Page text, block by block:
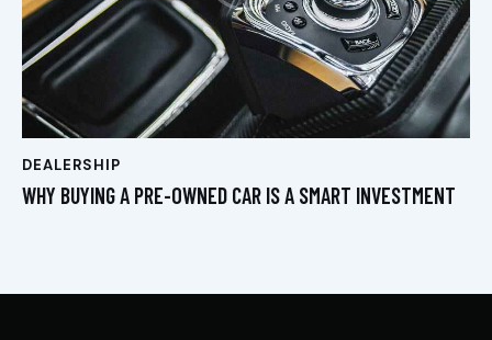
DEALERSHIP
WHY BUYING A PRE-OWNED CAR IS A SMART INVESTMENT